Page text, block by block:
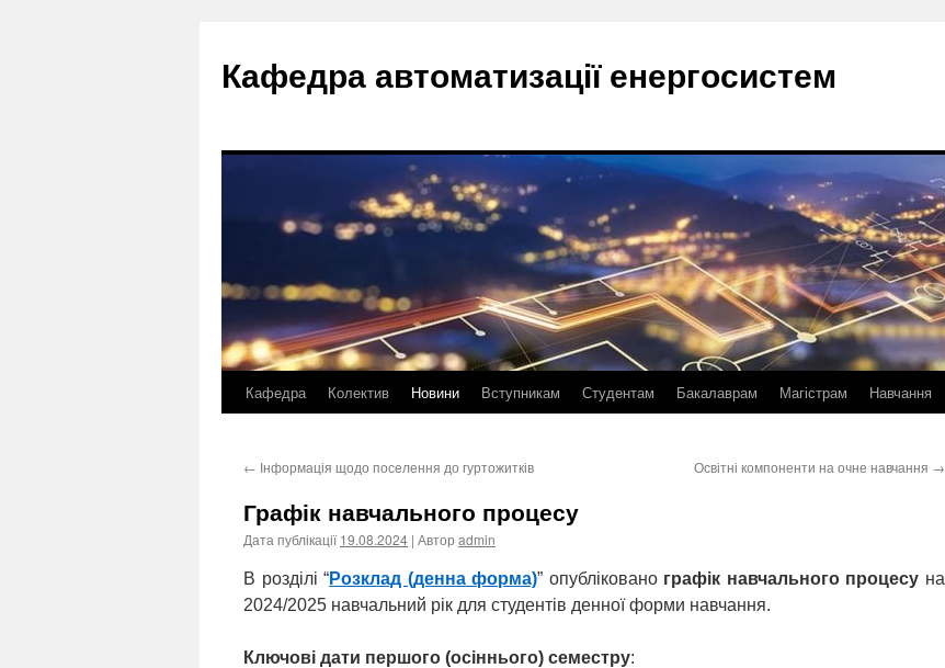
вмісту
Кафедра автоматизації енергосистем
Кафедра Колектив Новини Вступникам Студентам Бакалаврам Магістрам Навчання
← Інформація щодо поселення до гуртожитків Освітні компоненти на очне навчання →
Графік навчального процесу
Дата публікації 19.08.2024 | Автор admin
В розділі “Розклад (денна форма)” опубліковано графік навчального процесу на
2024/2025 навчальний рік для студентів денної форми навчання.
Ключові дати першого (осіннього) семестру: